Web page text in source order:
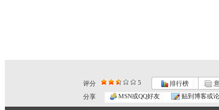
评分 5 排行榜
分享
MSN或QQ好友 贴到博客或
01:02
小小智慧树...
03:24
小小智慧树...
01:26